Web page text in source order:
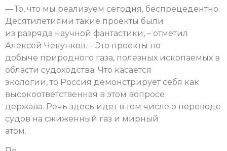
— То, что мы реализуем сегодня, беспрецедентно.
Десятилетиями такие проекты были
из разряда научной фантастики, – отметил
Алексей Чекунков. – Это проекты по
добыче природного газа, полезных ископаемых в
области судоходства. Что касается
экологии, то Россия демонстрирует себя как
высокоответственная в этом вопросе
держава. Речь здесь идет в том числе о переводе
судов на сжиженный газ и мирный
атом.